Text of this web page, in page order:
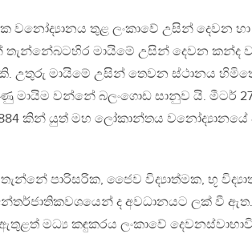
වනෝද්‍යානය තුළ ලංකාවේ උසින් දෙවන
තැන්නේබටහිර මායිමේ උසින් දෙවන කන්ද
උතුරු මායිමේ උසින් තෙවන ස්ථානය
මායිම වන්නේ බලංගොඩ සානුව යි. මීටර්
කින් යුත් මහ ලෝකාන්තය වනෝද්‍යානයේ
පාරිසරික, ජෛව විද්‍යාත්මක, භූ
ද අවධානයට ලක් වී ඇත.
මධ්‍ය කඳුකරය ලංකාවේ